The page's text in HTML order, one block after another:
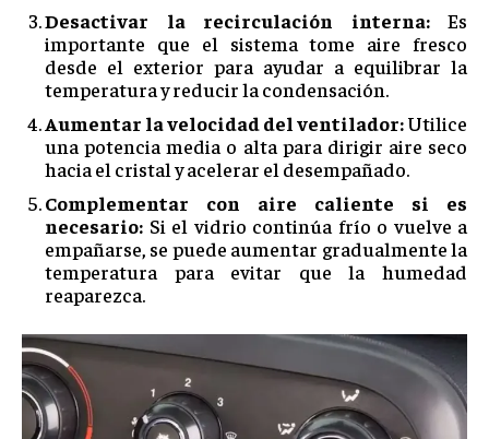
Desactivar la recirculación interna:Es
importante que el sistema tome aire fresco
desde el exterior para ayudar a equilibrar la
temperatura y reducir la condensación.
Aumentar la velocidad del ventilador:Utilice
una potencia media o alta para dirigir aire seco
hacia el cristal y acelerar el desempañado.
Complementar con aire caliente si es
necesario: Si el vidrio continúa frío o vuelve a
empañarse, se puede aumentar gradualmente la
temperatura para evitar que la humedad
reaparezca.